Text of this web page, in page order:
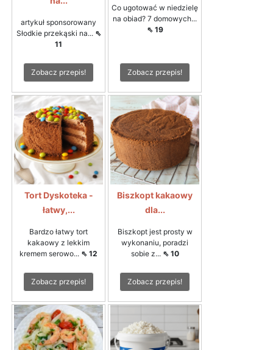
artykuł sponsorowany
Słodkie przekąski na... ⇖
11
Zobacz przepis!
Co ugotować w niedzielę
na obiad? 7 domowych...
⇖ 19
Zobacz przepis!
Tort Dyskoteka -
łatwy,...
Bardzo łatwy tort
kakaowy z lekkim
kremem serowo... ⇖ 12
Zobacz przepis!
Biszkopt kakaowy
dla...
Biszkopt jest prosty w
wykonaniu, poradzi
sobie z... ⇖ 10
Zobacz przepis!